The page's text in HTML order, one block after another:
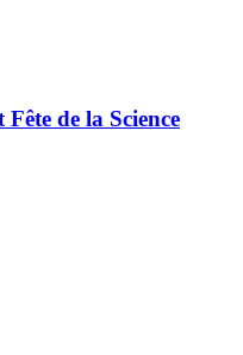
de la Science